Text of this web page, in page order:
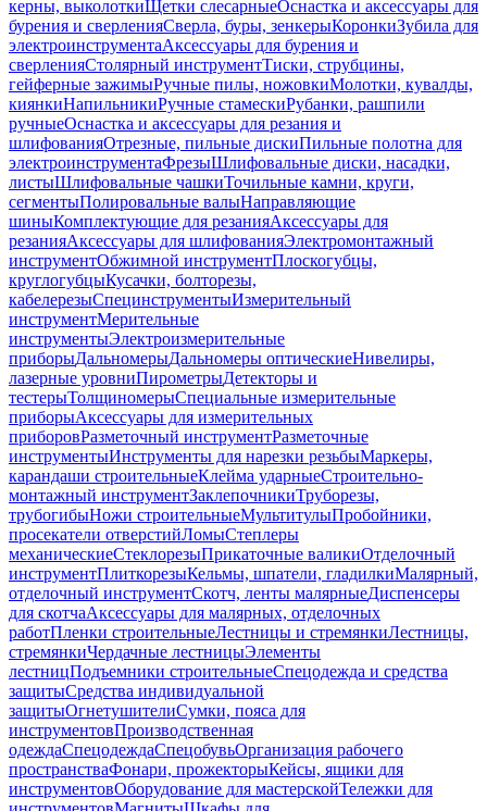
керны, выколоткиЩетки слесарныеОснастка и аксессуары для
бурения и сверленияСверла, буры, зенкерыКоронкиЗубила для
электроинструментаАксессуары для бурения и
сверленияСтолярный инструментТиски, струбцины,
гейферные зажимыРучные пилы, ножовкиМолотки, кувалды,
киянкиНапильникиРучные стамескиРубанки, рашпили
ручныеОснастка и аксессуары для резания и
шлифованияОтрезные, пильные дискиПильные полотна для
электроинструментаФрезыШлифовальные диски, насадки,
листыШлифовальные чашкиТочильные камни, круги,
сегментыПолировальные валыНаправляющие
шиныКомплектующие для резанияАксессуары для
резанияАксессуары для шлифованияЭлектромонтажный
инструментОбжимной инструментПлоскогубцы,
круглогубцыКусачки, болторезы,
кабелерезыСпецинструментыИзмерительный
инструментМерительные
инструментыЭлектроизмерительные
приборыДальномерыДальномеры оптическиеНивелиры,
лазерные уровниПирометрыДетекторы и
тестерыТолщиномерыСпециальные измерительные
приборыАксессуары для измерительных
приборовРазметочный инструментРазметочные
инструментыИнструменты для нарезки резьбыМаркеры,
карандаши строительныеКлейма ударныеСтроительно-
монтажный инструментЗаклепочникиТруборезы,
трубогибыНожи строительныеМультитулыПробойники,
просекатели отверстийЛомыСтеплеры
механическиеСтеклорезыПрикаточные валикиОтделочный
инструментПлиткорезыКельмы, шпатели, гладилкиМалярный,
отделочный инструментСкотч, ленты малярныеДиспенсеры
для скотчаАксессуары для малярных, отделочных
работПленки строительныеЛестницы и стремянкиЛестницы,
стремянкиЧердачные лестницыЭлементы
лестницПодъемники строительныеСпецодежда и средства
защитыСредства индивидуальной
защитыОгнетушителиСумки, пояса для
инструментовПроизводственная
одеждаСпецодеждаСпецобувьОрганизация рабочего
пространстваФонари, прожекторыКейсы, ящики для
инструментовОборудование для мастерскойТележки для